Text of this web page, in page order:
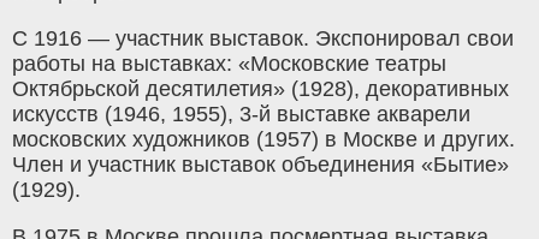
С 1916 — участник выставок. Экспонировал свои
работы на выставках: «Московские театры
Октябрьской десятилетия» (1928), декоративных
искусств (1946, 1955), 3-й выставке акварели
московских художников (1957) в Москве и других.
Член и участник выставок объединения «Бытие»
(1929).